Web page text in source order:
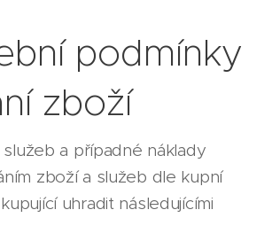
podmínky
zboží
služeb a případné náklady
zboží a služeb dle kupní
uhradit následujícími